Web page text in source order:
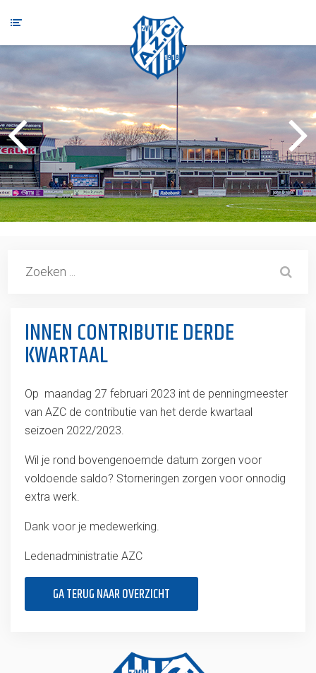
INNEN CONTRIBUTIE DERDE
KWARTAAL
Op maandag 27 februari 2023 int de penningmeester
van AZC de contributie van het derde kwartaal
seizoen 2022/2023.
Wil je rond bovengenoemde datum zorgen voor
voldoende saldo? Storneringen zorgen voor onnodig
extra werk.
Dank voor je medewerking.
Ledenadministratie AZC
GA TERUG NAAR OVERZICHT